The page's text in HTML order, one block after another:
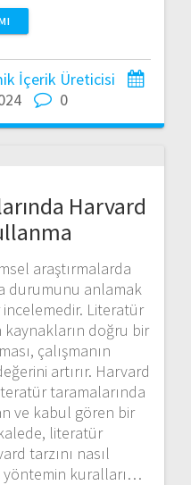
İçerik Üreticisi
0
Harvard
araştırmalarda
durumunu anlamak
incelemedir. Literatür
doğru bir
çalışmanın
artırır. Harvard
taramalarında
ve kabul gören bir
literatür
tarzını nasıl
yöntemin kuralları…